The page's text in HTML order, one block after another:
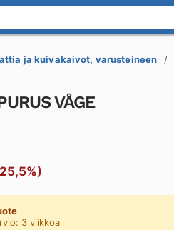
ja kuivakaivot, varusteineen
VÅGE
3 viikkoa